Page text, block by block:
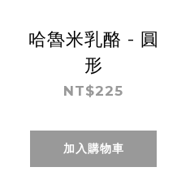
哈魯米乳酪 - 圓
形
NT$225
加入購物車